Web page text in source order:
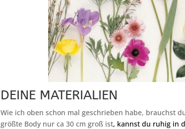
DEINE MATERIALIEN
Wie ich oben schon mal geschrieben habe, brauchst
größte Body nur ca 30 cm groß ist, kannst du ruhig in